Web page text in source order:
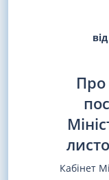
Про
Кабінет